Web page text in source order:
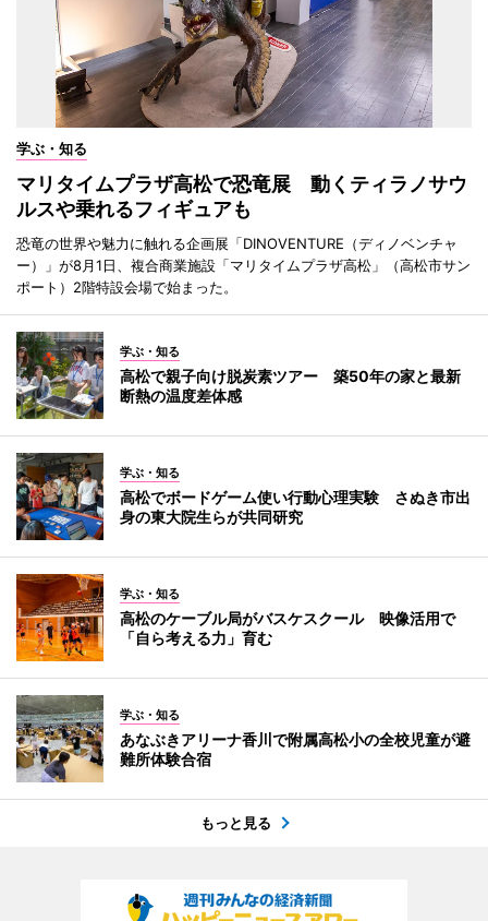
学ぶ・知る
マリタイムプラザ高松で恐竜展 動くティラノサウ
ルスや乗れるフィギュアも
恐竜の世界や魅力に触れる企画展「DINOVENTURE（ディノベンチャ
ー）」が8月1日、複合商業施設「マリタイムプラザ高松」（高松市サン
ポート）2階特設会場で始まった。
学ぶ・知る
高松で親子向け脱炭素ツアー 築50年の家と最新
断熱の温度差体感
学ぶ・知る
高松でボードゲーム使い行動心理実験 さぬき市出
身の東大院生らが共同研究
学ぶ・知る
高松のケーブル局がバスケスクール 映像活用で
「自ら考える力」育む
学ぶ・知る
あなぶきアリーナ香川で附属高松小の全校児童が避
難所体験合宿
もっと見る